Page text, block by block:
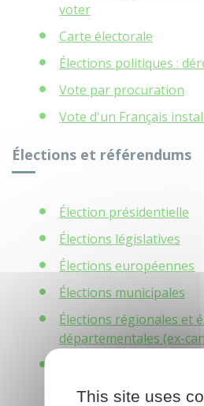
voter
Carte électorale
Élections politiques :
Vote par procuration
Vote d'un Français
Élections et référendums
Élection présidentielle
Élections législatives
Élections européennes
Élections municipales
Élections régionales et
départementales (ex-
This site uses